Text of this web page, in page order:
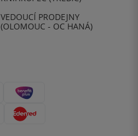
VEDOUCÍ PRODEJNY
(OLOMOUC - OC HANÁ)